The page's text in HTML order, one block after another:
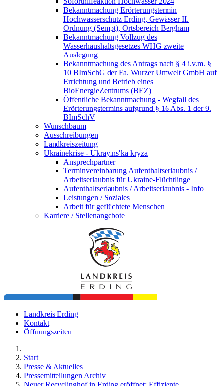
Bekanntmachung Erörterungstermin
Hochwasserschutz Erding, Gewässer II.
Ordnung (Sempt), Ortsbereich Bergham
Bekanntmachung Vollzug des
Wasserhaushaltsgesetzes WHG zweite
Auslegung
Bekanntmachung des Antrags nach § 4 i.v.m. §
10 BImSchG der Fa. Wurzer Umwelt GmbH auf
Errichtung und Betrieb eines
BioEnergieZentrums (BEZ)
Öffentliche Bekanntmachung - Wegfall des
Erörterungstermins aufgrund § 16 Abs. 1 der 9.
BImSchV
Wunschbaum
Ausschreibungen
Landkreiszeitung
Ukrainekrise - Ukrayinsʹka kryza
Ansprechpartner
Terminvereinbarung Aufenthaltserlaubnis /
Arbeitserlaubnis für Ukraine-Flüchtlinge
Aufenthaltserlaubnis / Arbeitserlaubnis - Info
Leistungen / Soziales
Arbeit für geflüchtete Menschen
Karriere / Stellenangebote
Landkreis Erding
Kontakt
Öffnungszeiten
Start
Presse & Aktuelles
Pressemitteilungen Archiv
Neuer Recyclinghof in Erding eröffnet: Effiziente